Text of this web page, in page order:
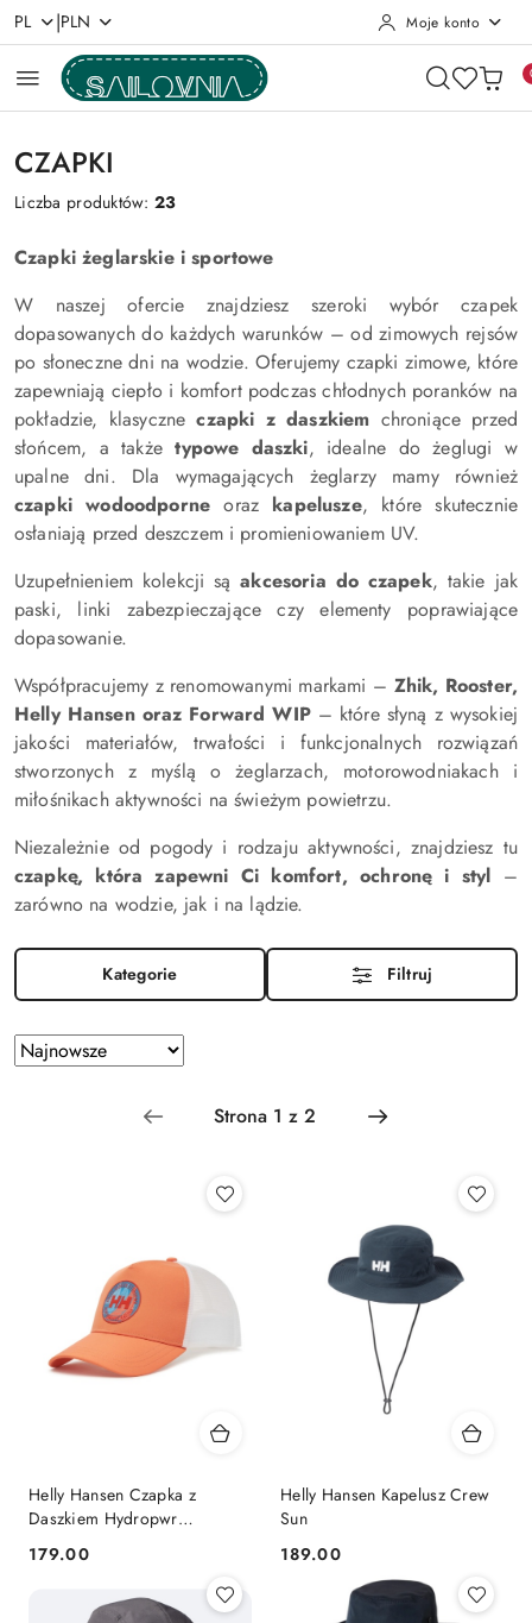
Przejdź do treści głównej
Przejdź do wyszukiwarki
Przejdź do moje konto
Przejdź do menu głównego
Przejdź do stopki
PL |PLN Moje konto
CZAPKI
Liczba produktów:23
Czapki żeglarskie i sportowe
W naszej ofercie znajdziesz szeroki wybór czapek
dopasowanych do każdych warunków – od zimowych rejsów
po słoneczne dni na wodzie. Oferujemy czapki zimowe, które
zapewniają ciepło i komfort podczas chłodnych poranków na
pokładzie, klasyczneczapki z daszkiem chroniące przed
słońcem, a takżetypowe daszki, idealne do żeglugi w
upalne dni. Dla wymagających żeglarzy mamy również
czapki wodoodporne oraz kapelusze, które skutecznie
osłaniają przed deszczem i promieniowaniem UV.
Uzupełnieniem kolekcji sąakcesoria do czapek, takie jak
paski, linki zabezpieczające czy elementy poprawiające
dopasowanie.
Współpracujemy z renomowanymi markami – Zhik, Rooster,
Helly Hansen oraz Forward WIP– które słyną z wysokiej
jakości materiałów, trwałości i funkcjonalnych rozwiązań
stworzonych z myślą o żeglarzach, motorowodniakach i
miłośnikach aktywności na świeżym powietrzu.
Niezależnie od pogody i rodzaju aktywności, znajdziesz tu
czapkę, która zapewni Ci komfort, ochronę i styl –
zarówno na wodzie, jak i na lądzie.
Kategorie Filtruj
Zastosowano
sortowanie:
Sortuj
według
Helly Hansen Czapka z
Daszkiem Hydropwr
Pomarańczowa BF
Cena:
179.00
Helly Hansen Kapelusz Crew
Sun
Cena:
189.00